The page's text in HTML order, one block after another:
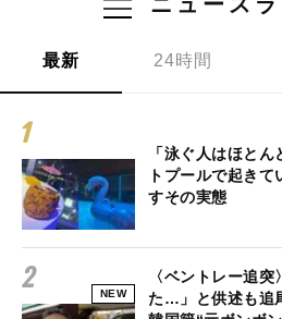
最新 24時間
「泳ぐ人はほと
トプールで起き
すその実態
NEW
〈ベントレー追
た…」と供述も追